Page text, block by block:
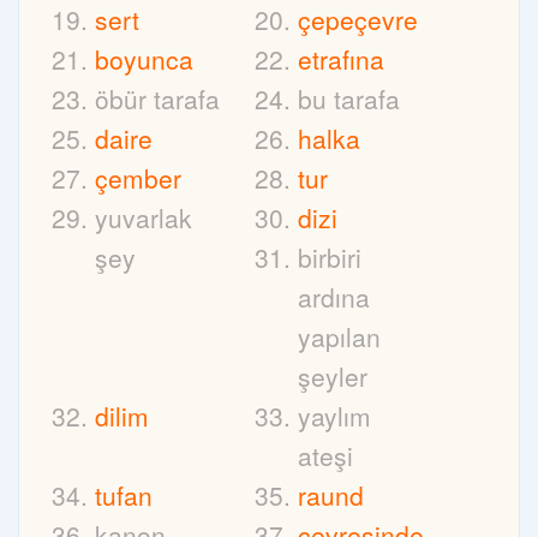
sert
çepeçevre
boyunca
etrafına
öbür tarafa
bu tarafa
daire
halka
çember
tur
yuvarlak
şey
dizi
birbiri
ardına
yapılan
şeyler
dilim
yaylım
ateşi
tufan
raund